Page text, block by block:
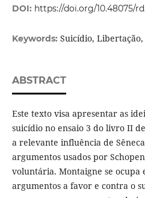
DOI: https://doi.org/10.48075/
Keywords: Suicídio,
ABSTRACT
Este texto visa apresentar as
suicídio no ensaio 3 do livro II
a relevante influência de
argumentos usados por
voluntária. Montaigne se
argumentos a favor e contra o